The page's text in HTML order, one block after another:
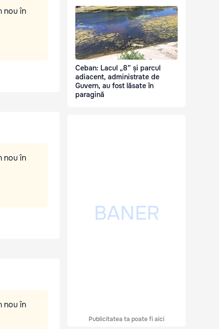
nou în
nou în
nou în
Ceban: Lacul „8” și parcul
adiacent, administrate de
Guvern, au fost lăsate în
paragină
Publicitatea ta poate fi aici